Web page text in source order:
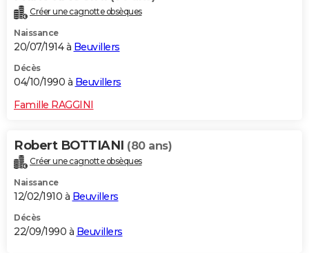
Créer une cagnotte obsèques
Naissance
20/07/1914 à Beuvillers
Décès
04/10/1990 à Beuvillers
Famille RAGGINI
Robert BOTTIANI (80 ans)
Créer une cagnotte obsèques
Naissance
12/02/1910 à Beuvillers
Décès
22/09/1990 à Beuvillers